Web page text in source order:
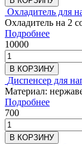
Охладитель для
Охладитель на 2
Подробнее
10000
В КОРЗИНУ
Диспенсер для
Материал:
Подробнее
700
В КОРЗИНУ